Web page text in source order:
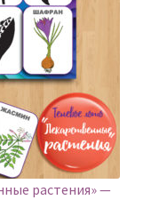
растения» —